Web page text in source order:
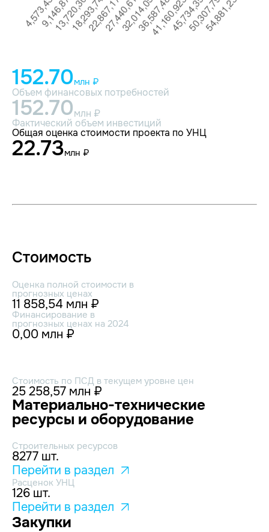
152.70млн ₽
Объем финансовых потребностей
152.70млн ₽
Фактический объем инвестиций
Общая оценка стоимости проекта по УНЦ
22.73млн ₽
Стоимость
Оценка полной стоимости в
прогнозных ценах
11 858,54 млн ₽
Финансирование в
прогнозных ценах на 2024
0,00 млн ₽
Стоимость по ПСД в текущем уровне цен
25 258,57 млн ₽
Материально-технические
ресурсы и оборудование
Строительных ресурсов
8277 шт.
Перейти в раздел
Расценок УНЦ
126 шт.
Перейти в раздел
Закупки